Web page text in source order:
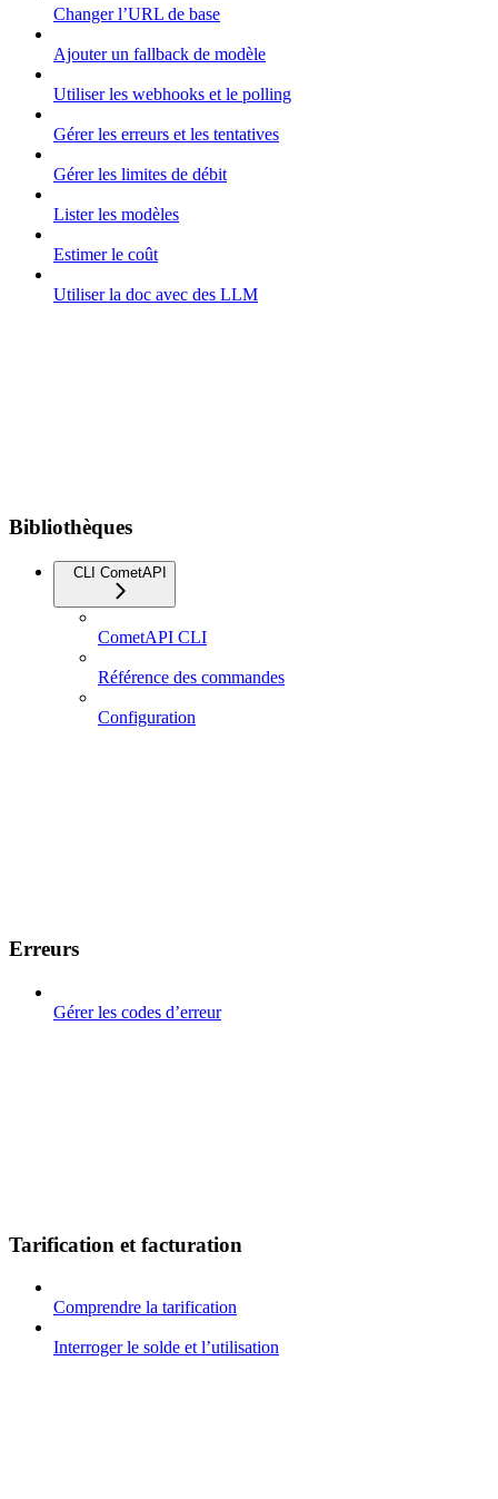
Changer l’URL de base
Ajouter un fallback de modèle
Utiliser les webhooks et le polling
Gérer les erreurs et les tentatives
Gérer les limites de débit
Lister les modèles
Estimer le coût
Utiliser la doc avec des LLM
Bibliothèques
CLI CometAPI
CometAPI CLI
Référence des commandes
Configuration
Erreurs
Gérer les codes d’erreur
Tarification et facturation
Comprendre la tarification
Interroger le solde et l’utilisation